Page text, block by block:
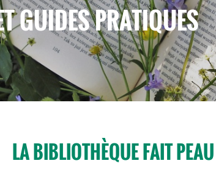
GUIDES PRATIQUES
LA BIBLIOTHÈQUE FAIT